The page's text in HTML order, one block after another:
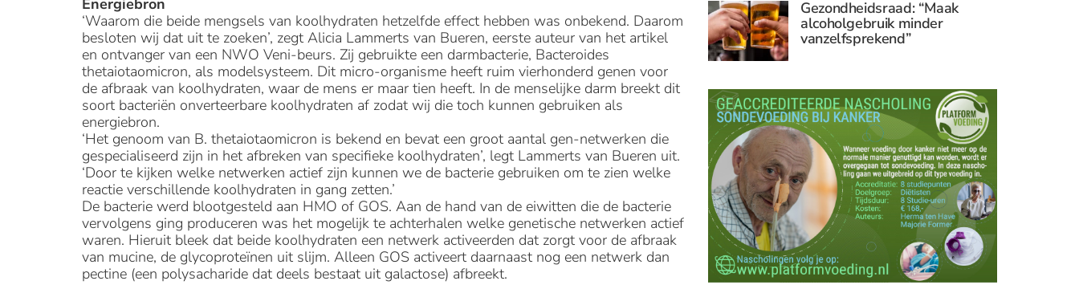
Energiebron
‘Waarom die beide mengsels van koolhydraten hetzelfde effect hebben was onbekend. Daarom
besloten wij dat uit te zoeken’, zegt Alicia Lammerts van Bueren, eerste auteur van het artikel
en ontvanger van een NWO Veni-beurs. Zij gebruikte een darmbacterie, Bacteroides
thetaiotaomicron, als modelsysteem. Dit micro-organisme heeft ruim vierhonderd genen voor
de afbraak van koolhydraten, waar de mens er maar tien heeft. In de menselijke darm breekt dit
soort bacteriën onverteerbare koolhydraten af zodat wij die toch kunnen gebruiken als
energiebron.
‘Het genoom van B. thetaiotaomicron is bekend en bevat een groot aantal gen-netwerken die
gespecialiseerd zijn in het afbreken van specifieke koolhydraten’, legt Lammerts van Bueren uit.
‘Door te kijken welke netwerken actief zijn kunnen we de bacterie gebruiken om te zien welke
reactie verschillende koolhydraten in gang zetten.’
De bacterie werd blootgesteld aan HMO of GOS. Aan de hand van de eiwitten die de bacterie
vervolgens ging produceren was het mogelijk te achterhalen welke genetische netwerken actief
waren. Hieruit bleek dat beide koolhydraten een netwerk activeerden dat zorgt voor de afbraak
van mucine, de glycoproteïnen uit slijm. Alleen GOS activeert daarnaast nog een netwerk dan
pectine (een polysacharide dat deels bestaat uit galactose) afbreekt.
Gezondheidsraad: “Maak
alcoholgebruik minder
vanzelfsprekend”